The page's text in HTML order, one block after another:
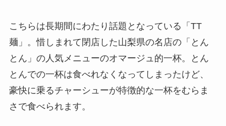
こちらは長期間にわたり話題となっている「TT
麺」。惜しまれて閉店した山梨県の名店の「とん
とん」の人気メニューのオマージュ的一杯。とん
とんでの一杯は食べれなくなってしまったけど、
豪快に乗るチャーシューが特徴的な一杯をむらま
さで食べられます。